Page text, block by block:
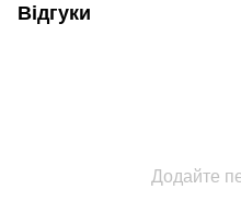
Відгуки
Додайте